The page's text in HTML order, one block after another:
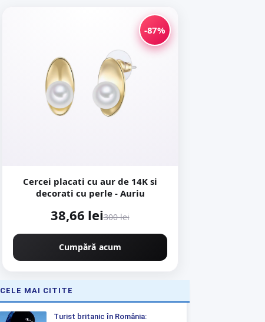
-87%
Cercei placati cu aur de 14K si
decorati cu perle - Auriu
38,66 lei300 lei
Cumpără acum
CELE MAI CITITE
Turist britanic în România: